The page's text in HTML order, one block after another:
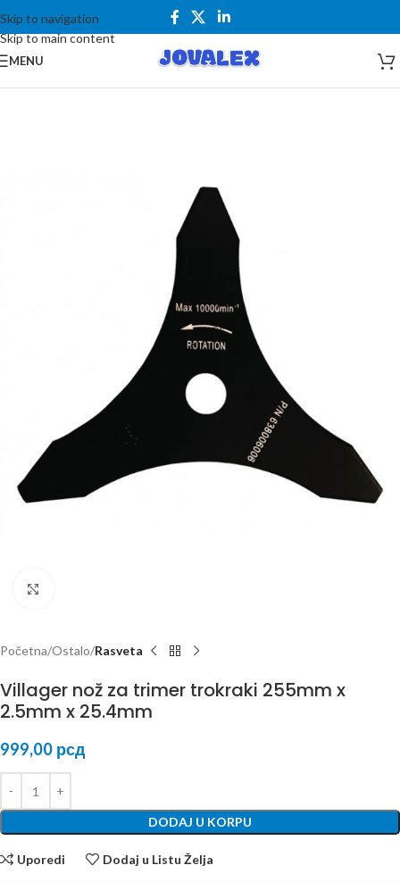
Skip to navigation
Skip to main content
MENU
Početna Ostalo Rasveta
Villager nož za trimer trokraki 255mm x
2.5mm x 25.4mm
999,00 рсд
DODAJ U KORPU
Uporedi Dodaj u Listu Želja